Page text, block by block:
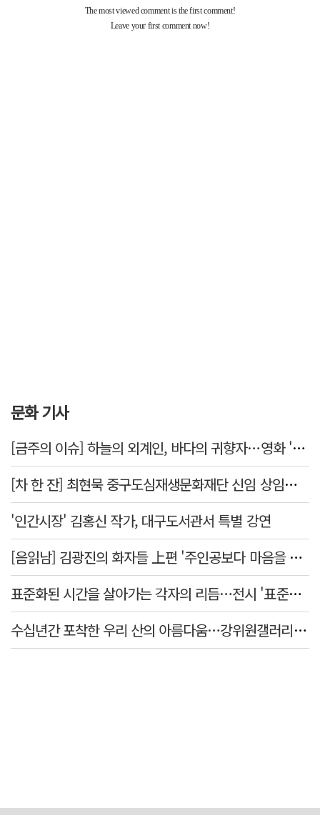
문화 기사
[금주의 이슈] 하늘의 외계인, 바다의 귀향자…영화 '호프'와 '오디세이'
[차 한 잔] 최현묵 중구도심재생문화재단 신임 상임이사 "서문시장·경상감영 등 지역 자원 활용…문화의 일상화"
'인간시장' 김홍신 작가, 대구도서관서 특별 강연
[음읽남] 김광진의 화자들 上편 '주인공보다 마음을 쓴 사람'
표준화된 시간을 살아가는 각자의 리듬…전시 '표준시차'
수십년간 포착한 우리 산의 아름다움…강위원갤러리 '팔공·지리展' 개최